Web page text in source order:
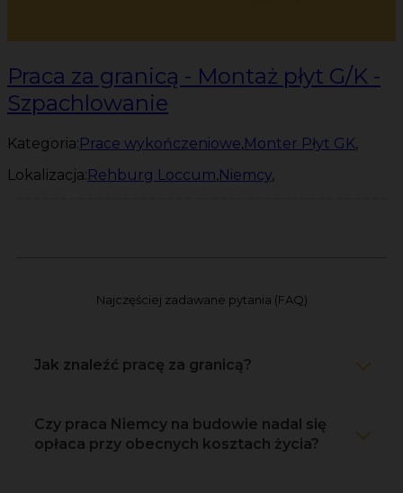
Praca za granicą - Montaż płyt G/K -
Szpachlowanie
Kategoria:Prace wykończeniowe,Monter Płyt GK,
Lokalizacja:Rehburg Loccum,Niemcy,
Najczęściej zadawane pytania (FAQ)
Jak znaleźć pracę za granicą?
Czy praca Niemcy na budowie nadal się
opłaca przy obecnych kosztach życia?